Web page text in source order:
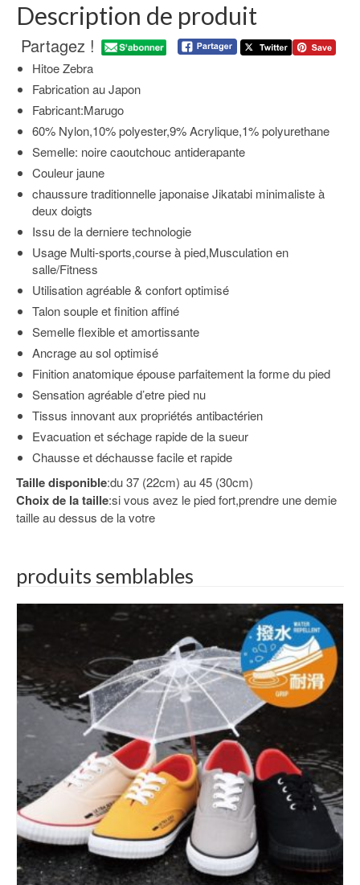
Description de produit
Partagez !
Hitoe Zebra
Fabrication au Japon
Fabricant:Marugo
60% Nylon,10% polyester,9% Acrylique,1% polyurethane
Semelle: noire caoutchouc antiderapante
Couleur jaune
chaussure traditionnelle japonaise Jikatabi minimaliste à
deux doigts
Issu de la derniere technologie
Usage Multi-sports,course à pied,Musculation en
salle/Fitness
Utilisation agréable & confort optimisé
Talon souple et finition affiné
Semelle flexible et amortissante
Ancrage au sol optimisé
Finition anatomique épouse parfaitement la forme du pied
Sensation agréable d’etre pied nu
Tissus innovant aux propriétés antibactérien
Evacuation et séchage rapide de la sueur
Chausse et déchausse facile et rapide
Taille disponible:du 37 (22cm) au 45 (30cm)
Choix de la taille:si vous avez le pied fort,prendre une demie
taille au dessus de la votre
produits semblables